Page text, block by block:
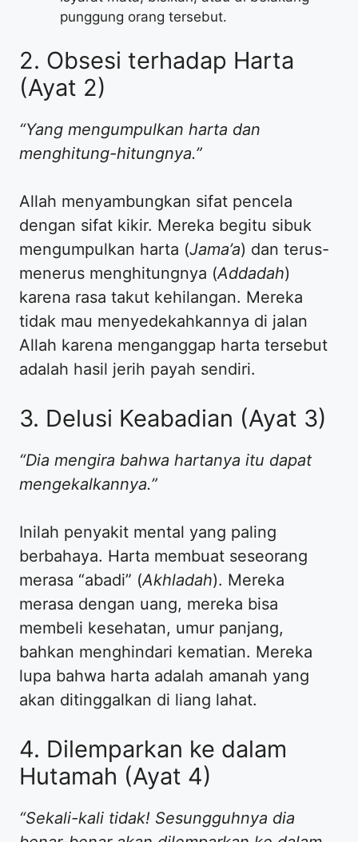
punggung orang tersebut.
2. Obsesi terhadap Harta
(Ayat 2)
“Yang mengumpulkan harta dan
menghitung-hitungnya.”
Allah menyambungkan sifat pencela
dengan sifat kikir. Mereka begitu sibuk
mengumpulkan harta (Jama’a) dan terus-
menerus menghitungnya (Addadah)
karena rasa takut kehilangan. Mereka
tidak mau menyedekahkannya di jalan
Allah karena menganggap harta tersebut
adalah hasil jerih payah sendiri.
3. Delusi Keabadian (Ayat 3)
“Dia mengira bahwa hartanya itu dapat
mengekalkannya.”
Inilah penyakit mental yang paling
berbahaya. Harta membuat seseorang
merasa “abadi” (Akhladah). Mereka
merasa dengan uang, mereka bisa
membeli kesehatan, umur panjang,
bahkan menghindari kematian. Mereka
lupa bahwa harta adalah amanah yang
akan ditinggalkan di liang lahat.
4. Dilemparkan ke dalam
Hutamah (Ayat 4)
“Sekali-kali tidak! Sesungguhnya dia